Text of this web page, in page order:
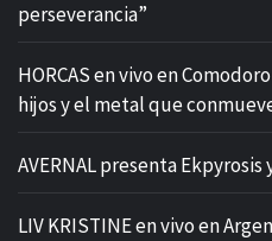
perseverancia”
HORCAS en vivo en
hijos y el metal que
AVERNAL presenta Ekpyrosis
LIV KRISTINE en vivo en